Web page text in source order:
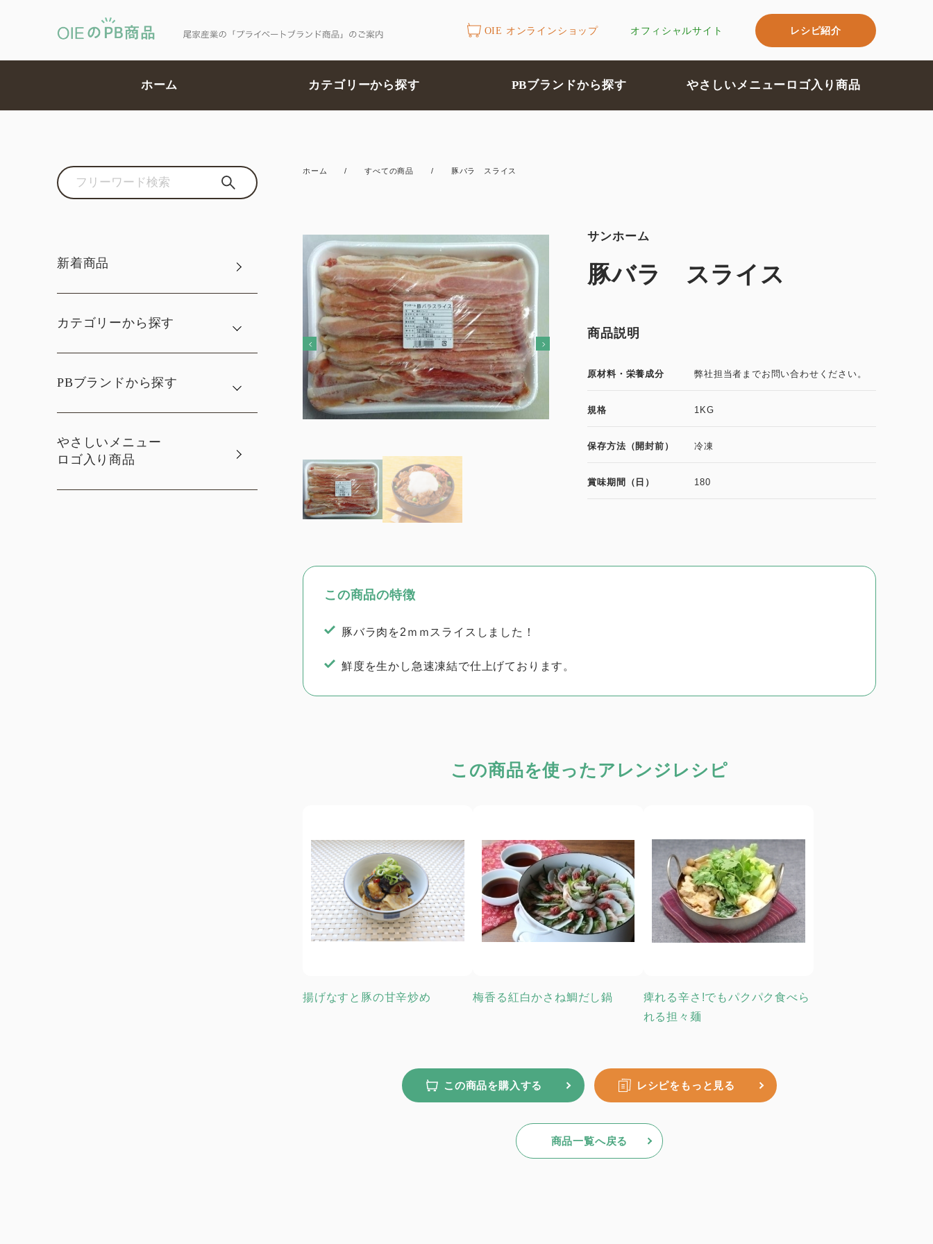
OIE オンラインショップ オフィシャルサイト レシピ紹介
ホーム カテゴリーから探す PBブランドから探す やさしいメニューロゴ入り商品
新着商品
カテゴリーから探す
PBブランドから探す
やさしいメニュー
ロゴ入り商品
ホーム / すべての商品 / 豚バラ スライス
サンホーム
豚バラ スライス
商品説明
原材料・栄養成分 弊社担当者までお問い合わせください。
規格 1KG
保存方法（開封前） 冷凍
賞味期間（日） 180
この商品の特徴
豚バラ肉を2ｍｍスライスしました！
鮮度を生かし急速凍結で仕上げております。
この商品を使った アレンジレシピ
揚げなすと豚の甘辛炒め 梅香る紅白かさね鯛だし鍋
痺れる辛さ!でもパクパク食べら
れる担々麺
この商品を購入する レシピをもっと見る
商品一覧へ戻る